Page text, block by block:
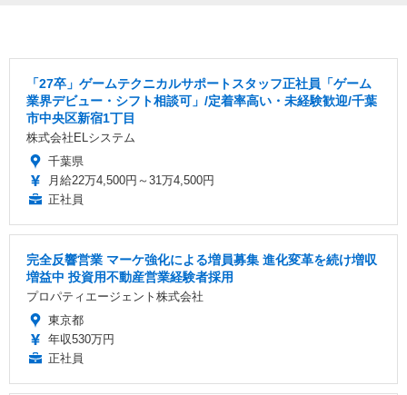
「27卒」ゲームテクニカルサポートスタッフ正社員「ゲーム
業界デビュー・シフト相談可」/定着率高い・未経験歓迎/千葉
市中央区新宿1丁目
株式会社ELシステム
千葉県
月給22万4,500円～31万4,500円
正社員
完全反響営業 マーケ強化による増員募集 進化変革を続け増収
増益中 投資用不動産営業経験者採用
プロパティエージェント株式会社
東京都
年収530万円
正社員